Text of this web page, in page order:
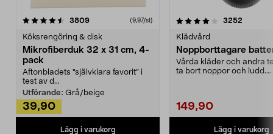
3809recensioner (9,97/st)
Köksrengöring & disk
Mikrofiberduk 32 x 31 cm, 4-
pack
Aftonbladets "självklara favorit” i
test av d...
Utförande: Grå/beige
39,90
Lägg i varukorg
4.0av 5 stjärnor 3252
Klädvård
Noppborttagare
Vårda kläder och andra
ta bort noppor och ludd.
149,90
Lägg i varukorg
4.5av 5 stjärnor